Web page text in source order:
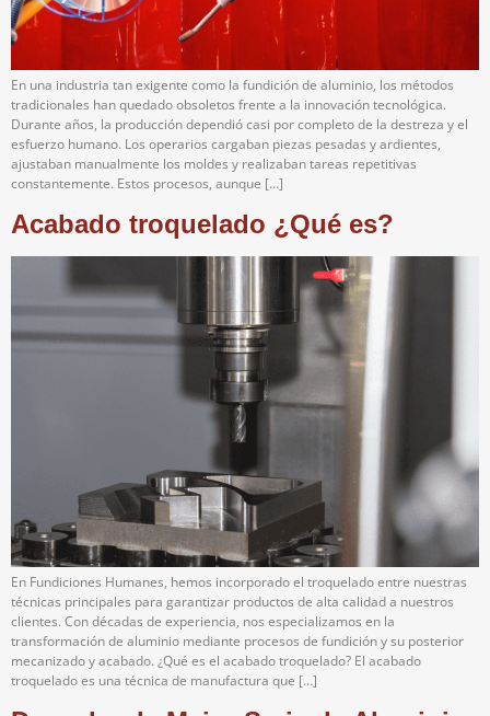
En una industria tan exigente como la fundición de aluminio, los métodos
tradicionales han quedado obsoletos frente a la innovación tecnológica.
Durante años, la producción dependió casi por completo de la destreza y el
esfuerzo humano. Los operarios cargaban piezas pesadas y ardientes,
ajustaban manualmente los moldes y realizaban tareas repetitivas
constantemente. Estos procesos, aunque […]
Acabado troquelado ¿Qué es?
En Fundiciones Humanes, hemos incorporado el troquelado entre nuestras
técnicas principales para garantizar productos de alta calidad a nuestros
clientes. Con décadas de experiencia, nos especializamos en la
transformación de aluminio mediante procesos de fundición y su posterior
mecanizado y acabado. ¿Qué es el acabado troquelado? El acabado
troquelado es una técnica de manufactura que […]